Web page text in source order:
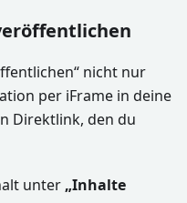
nicht nur
per iFrame in deine
Direktlink, den du
unter „Inhalte